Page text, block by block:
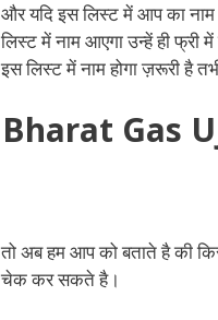
और यदि इस लिस्ट में आप का
लिस्ट में नाम आएगा उन्हें ही फ्री
इस लिस्ट में नाम होगा ज़रूरी है
Bharat Gas
तो अब हम आप को बताते है की
चेक कर सकते है।